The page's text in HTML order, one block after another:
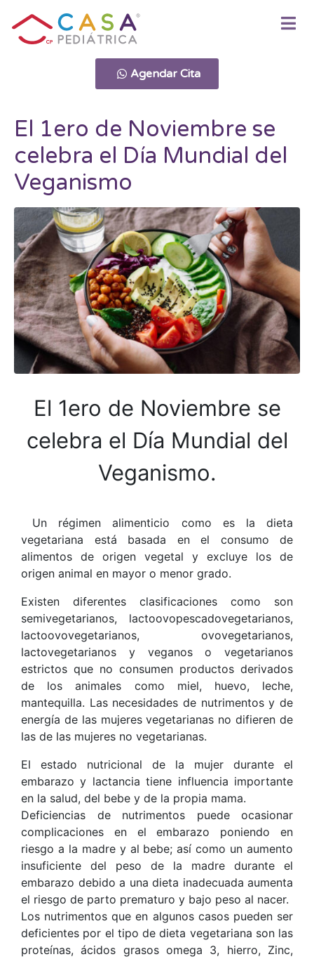
Agendar Cita
El 1ero de Noviembre se
celebra el Día Mundial del
Veganismo
El 1ero de Noviembre se
celebra el Día Mundial del
Veganismo.
Un régimen alimenticio como es la dieta
vegetariana está basada en el consumo de
alimentos de origen vegetal y excluye los de
origen animal en mayor o menor grado.
Existen diferentes clasificaciones como son
semivegetarianos, lactoovopescadovegetarianos,
lactoovovegetarianos, ovovegetarianos,
lactovegetarianos y veganos o vegetarianos
estrictos que no consumen productos derivados
de los animales como miel, huevo, leche,
mantequilla. Las necesidades de nutrimentos y de
energía de las mujeres vegetarianas no difieren de
las de las mujeres no vegetarianas.
El estado nutricional de la mujer durante el
embarazo y lactancia tiene influencia importante
en la salud, del bebe y de la propia mama.
Deficiencias de nutrimentos puede ocasionar
complicaciones en el embarazo poniendo en
riesgo a la madre y al bebe; así como un aumento
insuficiente del peso de la madre durante el
embarazo debido a una dieta inadecuada aumenta
el riesgo de parto prematuro y bajo peso al nacer.
Los nutrimentos que en algunos casos pueden ser
deficientes por el tipo de dieta vegetariana son las
proteínas, ácidos grasos omega 3, hierro, Zinc,